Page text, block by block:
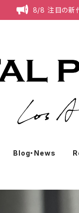
8/8 注目の新
Blog・News